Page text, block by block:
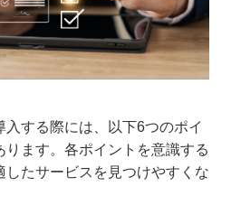
入する際には、以下6つのポイ
ります。各ポイントを意識する
したサービスを見つけやすくな